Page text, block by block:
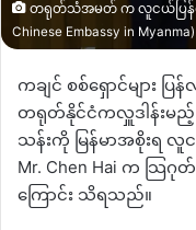
တရုတ်သံအမတ် က လူငယ်ပြန်ဝန်
Chinese Embassy in Myanma)
ကချင် စစ်ရှောင်များ
တရုတ်နိုင်ငံကလှူဒါန်းမ
သန်းကို မြန်မာအစိုးရ
Mr. Chen Hai က သြ
ကြောင်း သိရသည်။